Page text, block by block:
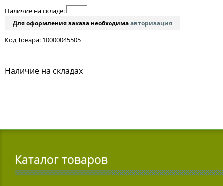
Наличие на складе:
Для оформления заказа необходимаавторизация
Код Товара: 10000045505
Наличие на складах
Каталог товаров